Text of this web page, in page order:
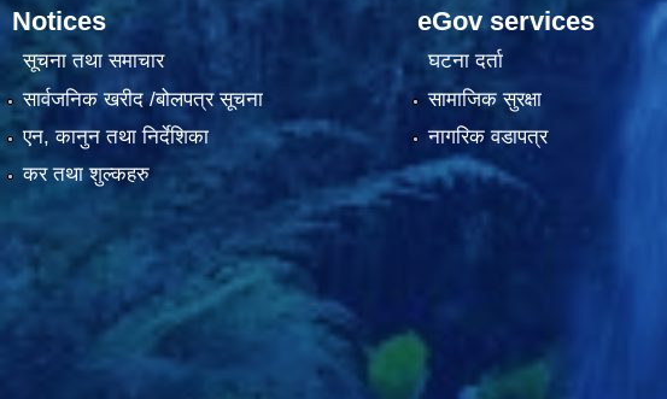
Notices
सूचना तथा समाचार
सार्वजनिक खरीद /बोलपत्र सूचना
एन, कानुन तथा निर्देशिका
कर तथा शुल्कहरु
eGov services
घटना दर्ता
सामाजिक सुरक्षा
नागरिक वडापत्र